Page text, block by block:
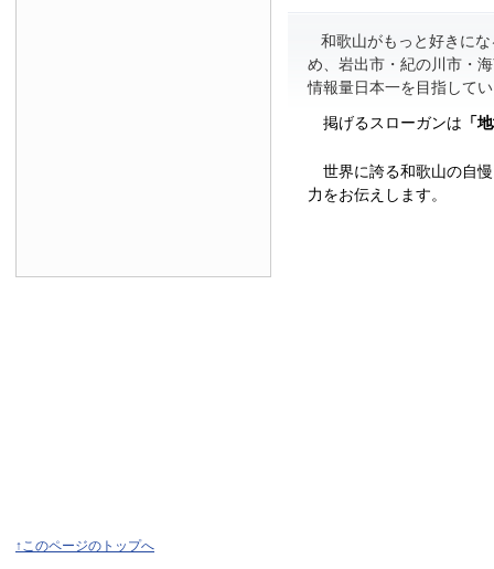
和歌山がもっと好きに
め、岩出市・紀の川市・
情報量日本一を目指して
掲げるスローガンは 「
世界に誇る和歌山の自
力をお伝えします。
↑このページのトップへ